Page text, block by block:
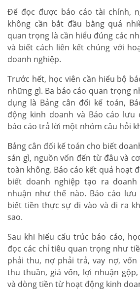
Để đọc được báo cáo tài chính,
không cần bắt đầu bằng quá
quan trọng là cần hiểu đúng các
và biết cách liên kết chúng với
doanh nghiệp.
Trước hết, học viên cần hiểu bộ
những gì. Ba báo cáo quan trọng
dụng là Bảng cân đối kế toán,
động kinh doanh và Báo cáo lưu
báo cáo trả lời một nhóm câu hỏi
Bảng cân đối kế toán cho biết
sản gì, nguồn vốn đến từ đâu và
toàn không. Báo cáo kết quả hoạt
biết doanh nghiệp tạo ra
nhuận như thế nào. Báo cáo
biết tiền thực sự đi vào và đi ra
sao.
Sau khi hiểu cấu trúc báo cáo,
đọc các chỉ tiêu quan trọng như
phải thu, nợ phải trả, vay nợ,
thu thuần, giá vốn, lợi nhuận
và dòng tiền từ hoạt động kinh